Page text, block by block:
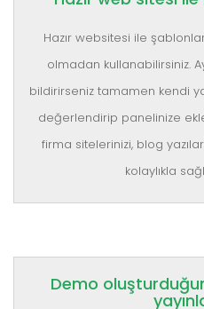
Hazır websitesi ile
olmadan kullanabilirsiniz.
bildirirseniz tamamen kendi
değerlendirip panelinize
firma sitelerinizi, blog
kolaylıkla
Demo